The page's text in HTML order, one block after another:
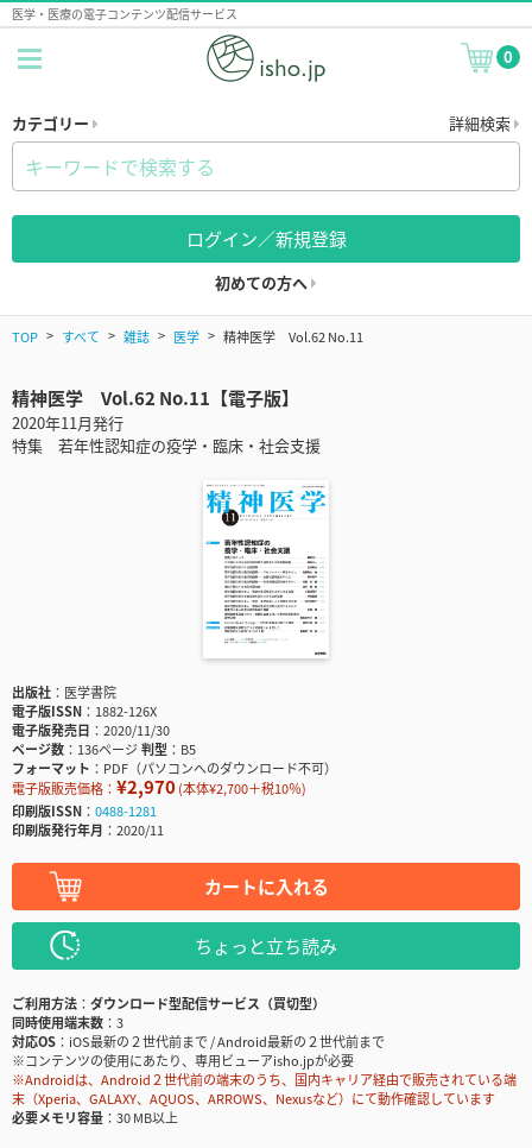
医学・医療の電子コンテンツ配信サービス
0
カテゴリー 詳細検索
ログイン／新規登録
初めての方へ
TOP すべて 雑誌 医学 精神医学 Vol.62 No.11
精神医学 Vol.62 No.11【電子版】
2020年11月発行
特集 若年性認知症の疫学・臨床・社会支援
出版社
医学書院
電子版ISSN
1882-126X
電子版発売日
2020/11/30
ページ数
136ページ判型
B5
フォーマット
PDF（パソコンへのダウンロード不可）
電子版販売価格： ¥2,970(本体¥2,700＋税10％)
印刷版ISSN
0488-1281
印刷版発行年月
2020/11
カートに入れる
ちょっと立ち読み
ご利用方法
ダウンロード型配信サービス（買切型）
同時使用端末数
3
対応OS
iOS最新の２世代前まで / Android最新の２世代前まで
※コンテンツの使用にあたり、専用ビューアisho.jpが必要
※Androidは、Android２世代前の端末のうち、国内キャリア経由で販売されている端
末（Xperia、GALAXY、AQUOS、ARROWS、Nexusなど）にて動作確認しています
必要メモリ容量
30 MB以上